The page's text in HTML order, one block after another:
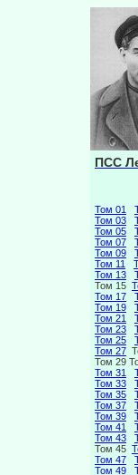
ПСС
Том 01
Том 03
Том 05
Том 07
Том 09
Том 11
Том 13
Том 15
Том 17
Том 19
Том 21
Том 23
Том 25
Том 27
Том 29
Том 31
Том 33
Том 35
Том 37
Том 39
Том 41
Том 43
Том 45
Том 47
Том 49